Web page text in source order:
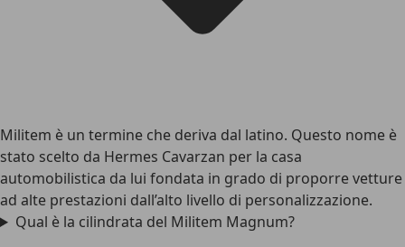
Militem è un termine che deriva dal latino. Questo nome è
stato scelto da Hermes Cavarzan per la casa
automobilistica da lui fondata in grado di proporre vetture
ad alte prestazioni dall’alto livello di personalizzazione.
Qual è la cilindrata del Militem Magnum?